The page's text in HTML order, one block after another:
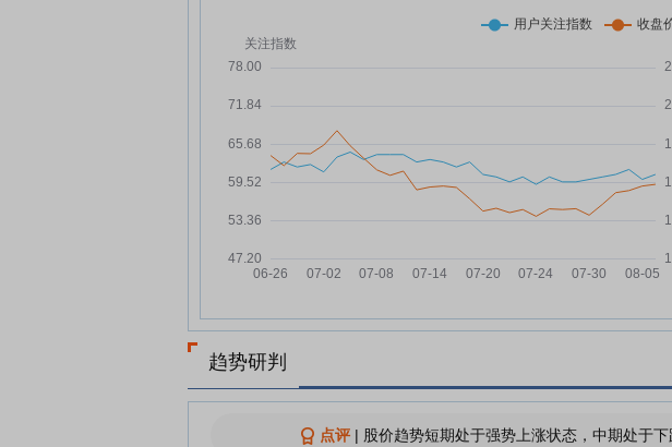
07-22
元，融资余额1.5亿元
德马科技：融资净偿还573.79万
07-18
07-15
德马科技未来超级工厂正式交付
07-14
德马科技：融资净偿还465.6万
05-20
趋势研判
点评| 股价趋势短期处于强势上涨状态，中期处于